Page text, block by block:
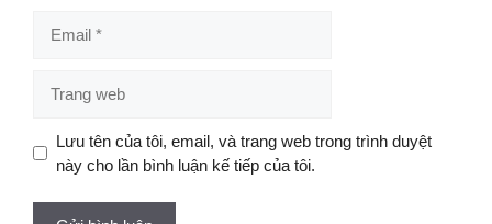
web
Lưu tên của tôi, email, và trang web trong trình duyệt
này cho lần bình luận kế tiếp của tôi.